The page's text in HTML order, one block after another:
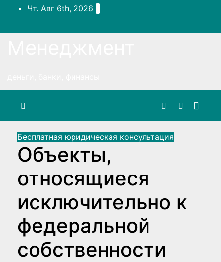
ПерейтиЧт. Авг 6th, 2026
Бесплатная юридическая консультация
Объекты,
относящиеся
исключительно к
федеральной
собственности